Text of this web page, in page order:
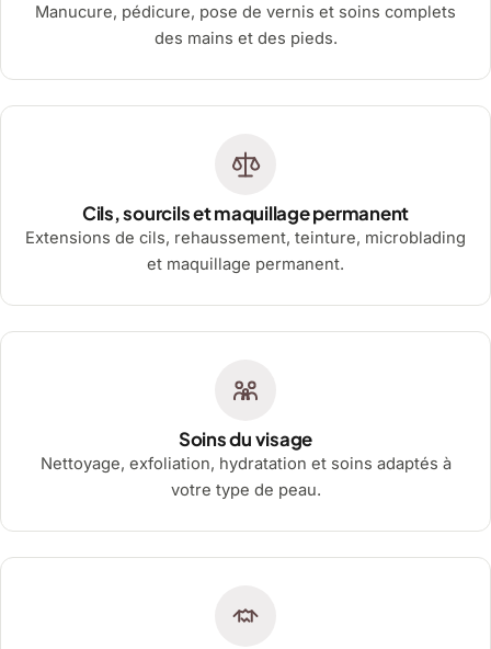
Manucure, pédicure, pose de vernis et soins complets
des mains et des pieds.
Cils, sourcils et maquillage permanent
Extensions de cils, rehaussement, teinture, microblading
et maquillage permanent.
Soins du visage
Nettoyage, exfoliation, hydratation et soins adaptés à
votre type de peau.